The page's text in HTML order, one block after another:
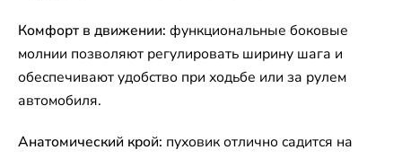
Комфорт в движении: функциональные боковые
молнии позволяют регулировать ширину шага и
обеспечивают удобство при ходьбе или за рулем
автомобиля.
Анатомический крой: пуховик отлично садится на